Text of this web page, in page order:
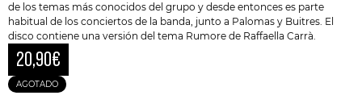
de los temas más conocidos del grupo y desde entonces es parte
habitual de los conciertos de la banda, junto a Palomas y Buitres. El
disco contiene una versión del tema Rumore de Raffaella Carrà.
20,90€
AGOTADO